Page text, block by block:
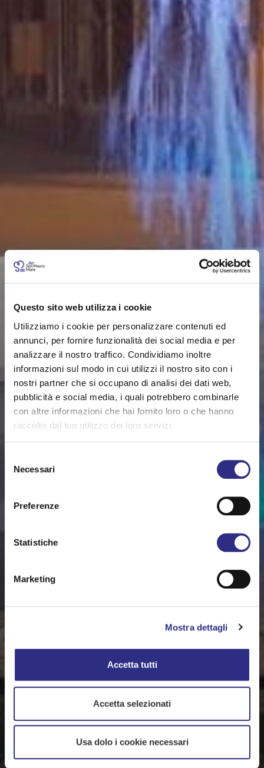
Questo sito web utilizza i cookie
Utilizziamo i cookie per personalizzare contenuti ed
annunci, per fornire funzionalità dei social media e per
analizzare il nostro traffico. Condividiamo inoltre
informazioni sul modo in cui utilizzi il nostro sito con i
nostri partner che si occupano di analisi dei dati web,
pubblicità e social media, i quali potrebbero combinarle
con altre informazioni che hai fornito loro o che hanno
raccolto dal tuo utilizzo dei loro servizi.
delNecessari
Preferenze
Statistiche
Marketing
Mostra dettagli
Accetta tutti
Accetta selezionati
Usa dolo i cookie necessari